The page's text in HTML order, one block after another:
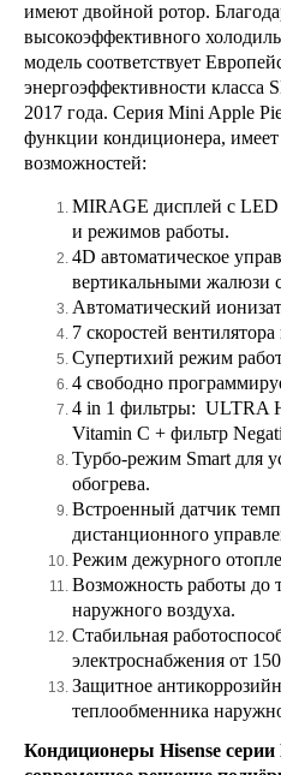
имеют двойной ротор.
высокоэффективного
модель соответствует
энергоэффективности класса
2017 года. Серия Mini Apple
функции кондиционера,
возможностей:
MIRAGE дисплей с LED
и режимов работы.
4D автоматическое
вертикальными жалюзи
Автоматический
7 скоростей
Супертихий режим
4 свободно
4 in 1 фильтры: ULTRA
Vitamin C + фильтр
Турбо-режим Smart для
обогрева.
Встроенный датчик
дистанционного
Режим дежурного
Возможность работы до
наружного воздуха.
Стабильная
электроснабжения от
Защитное
теплообменника
Кондиционеры Hisense серии